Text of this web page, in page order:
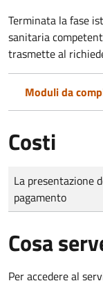
Terminata la fase
sanitaria
trasmette al
Moduli da
Costi
Tipo di pagamento
Importo
La presentazione
pagamento
Cosa
Per accedere al